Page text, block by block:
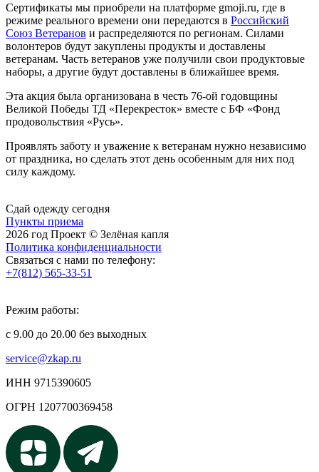
Сертификаты мы приобрели на платформе gmoji.ru, где в
режиме реального времени они передаются в Российский
Союз Ветеранов и распределяются по регионам. Силами
волонтеров будут закуплены продукты и доставлены
ветеранам. Часть ветеранов уже получили свои продуктовые
наборы, а другие будут доставлены в ближайшее время.
Эта акция была организована в честь 76-ой годовщины
Великой Победы ТД «Перекресток» вместе с БФ «Фонд
продовольствия «Русь».
Проявлять заботу и уважение к ветеранам нужно независимо
от праздника, но сделать этот день особенным для них под
силу каждому.
Сдай одежду сегодня
Пункты приема
2026 год Проект © Зелёная капля
Политика конфиденциальности
Связаться с нами по телефону:
+7(812) 565-33-51
Режим работы:
с 9.00 до 20.00 без выходных
service@zkap.ru
ИНН 9715390605
ОГРН 1207700369458